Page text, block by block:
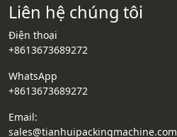
Liên hệ chúng tôi
Điện thoại
+8613673689272
WhatsApp
+8613673689272
Email:
sales@tianhuipackingmachine.com